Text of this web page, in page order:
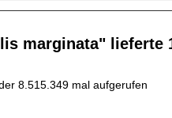
marginata" lieferte
8.515.349 mal aufgerufen